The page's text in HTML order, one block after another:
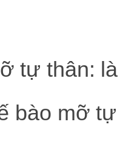
tự thân: là
bào mỡ tự